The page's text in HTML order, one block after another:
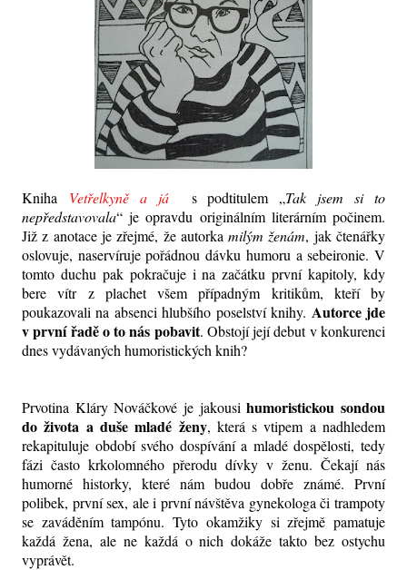
Kniha Vetřelkyně a jás podtitulem „Tak jsem si to
nepředstavovala“ je opravdu originálním literárním počinem.
Již z anotace je zřejmé, že autorkamilým ženám, jak čtenářky
oslovuje, naservíruje pořádnou dávku humoru a sebeironie. V
tomto duchu pak pokračuje i na začátku první kapitoly, kdy
bere vítr z plachet všem případným kritikům, kteří by
poukazovali na absenci hlubšího poselstvíknihy. Autorce jde
v první řadě o to nás pobavit. Obstojí její debut v konkurenci
dnes vydávaných humoristických knih?
Prvotina Kláry Nováčkové je jakousihumoristickou sondou
do života a duše mladé ženy, která s vtipem a nadhledem
rekapituluje období svého dospívání a mladé dospělosti, tedy
fázi často krkolomného přerodu dívky v ženu. Čekají nás
humorné historky, které nám budou dobře známé. První
polibek, první sex, ale i první návštěva gynekologa či trampoty
se zaváděním tampónu. Tyto okamžiky si zřejmě pamatuje
každá žena, ale ne každá o nich dokáže takto bez ostychu
vyprávět.